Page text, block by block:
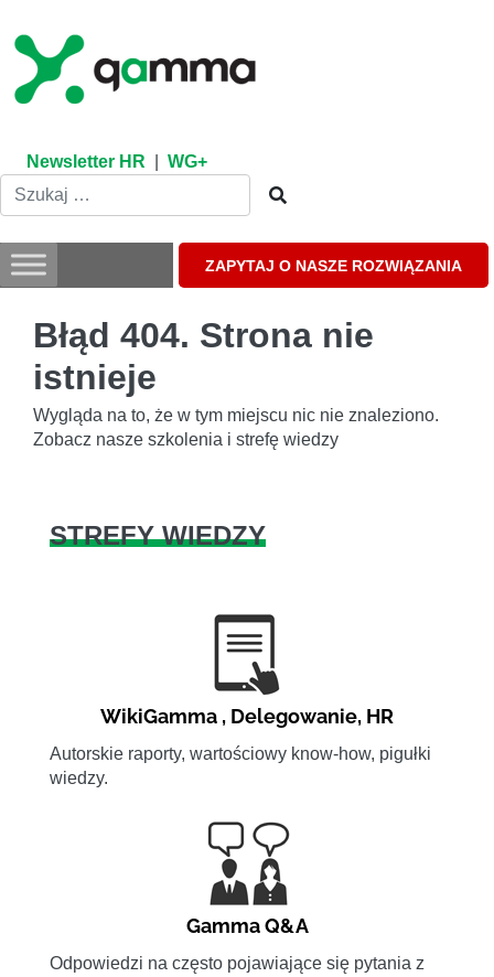
content
Newsletter HR WG+
ZAPYTAJ O NASZE ROZWIĄZANIA
Błąd 404. Strona nie
istnieje
Wygląda na to, że w tym miejscu nic nie znaleziono.
Zobacz nasze szkolenia i strefę wiedzy
STREFY WIEDZY
WikiGamma , Delegowanie, HR
Autorskie raporty, wartościowy know-how, pigułki
wiedzy.
Gamma Q&A
Odpowiedzi na często pojawiające się pytania z